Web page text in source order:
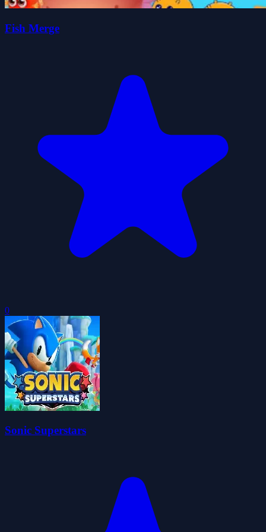
Fish Merge
0
Sonic Superstars